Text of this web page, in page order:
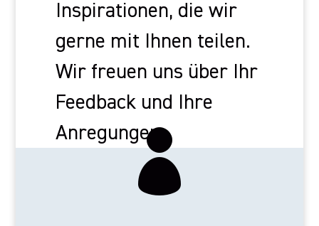
Inspirationen, die wir
gerne mit Ihnen teilen.
Wir freuen uns über Ihr
Feedback und Ihre
Anregungen.
